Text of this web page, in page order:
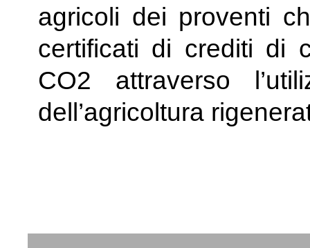
agricoli dei proventi
certificati di crediti di
CO2 attraverso
dell’agricoltura